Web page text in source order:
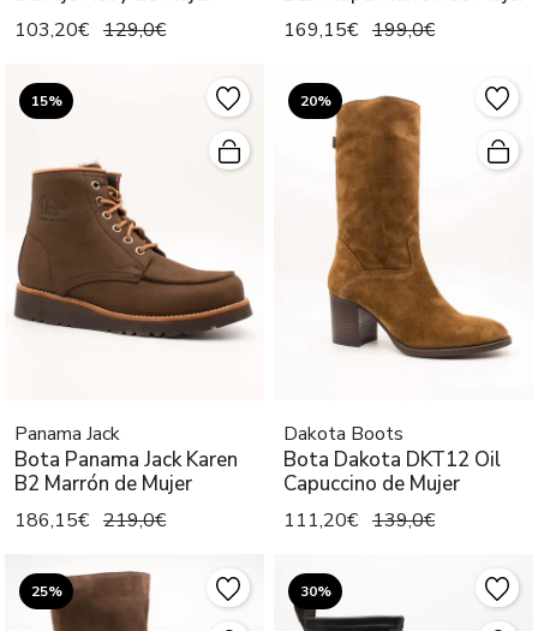
103,20€ 129,0€ 169,15€ 199,0€
15%
Panama Jack
Bota Panama Jack Karen
B2 Marrón de Mujer
186,15€ 219,0€
20%
Dakota Boots
Bota Dakota DKT12 Oil
Capuccino de Mujer
111,20€ 139,0€
25% 30%